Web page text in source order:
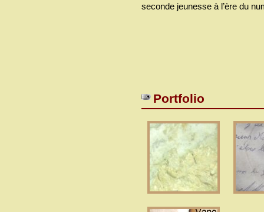
seconde jeunesse à l’ère du
Portfolio